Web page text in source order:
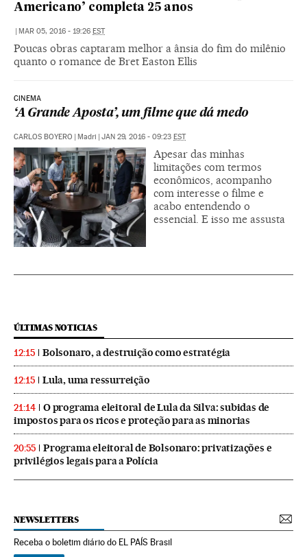
Americano’ completa 25 anos
| MAR 05, 2016 - 19:26 EST
Poucas obras captaram melhor a ânsia do fim do milênio
quanto o romance de Bret Easton Ellis
CINEMA
‘A Grande Aposta’, um filme que dá medo
CARLOS BOYERO | Madri | JAN 29, 2016 - 09:23 EST
Apesar das minhas
limitações com termos
econômicos, acompanho
com interesse o filme e
acabo entendendo o
essencial. E isso me assusta
ÚLTIMAS NOTICIAS
12:15 Bolsonaro, a destruição como estratégia
12:15 Lula, uma ressurreição
21:14
O programa eleitoral de Lula da Silva: subidas de
impostos para os ricos e proteção para as minorias
20:55
Programa eleitoral de Bolsonaro: privatizações e
privilégios legais para a Polícia
NEWSLETTERS
Receba o boletim diário do EL PAÍS Brasil